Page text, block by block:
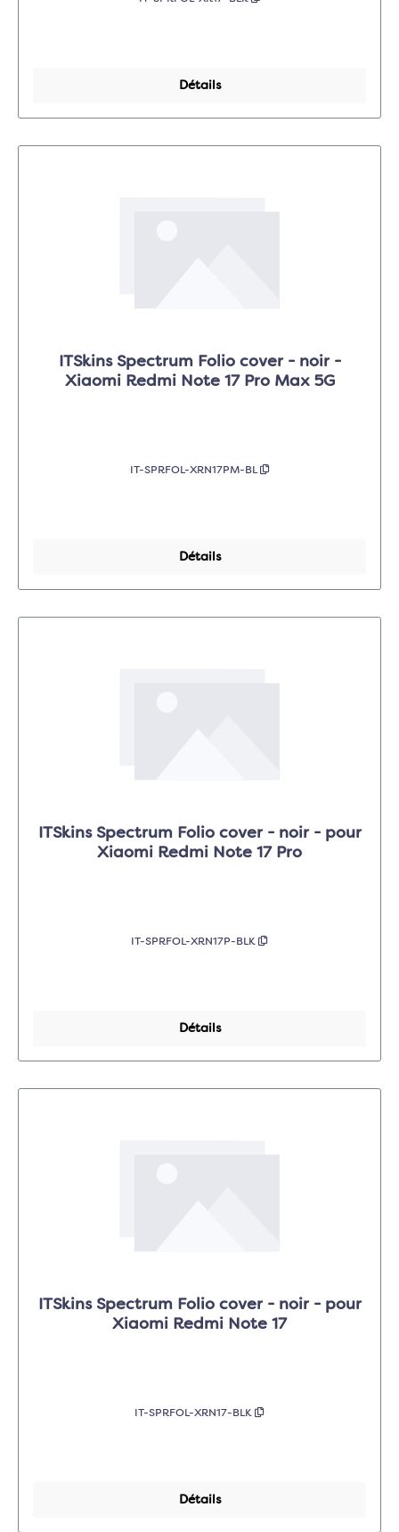
Détails
ITSkins Spectrum Folio cover - noir -
Xiaomi Redmi Note 17 Pro Max 5G
IT-SPRFOL-XRN17PM-BL
Détails
ITSkins Spectrum Folio cover - noir - pour
Xiaomi Redmi Note 17 Pro
IT-SPRFOL-XRN17P-BLK
Détails
ITSkins Spectrum Folio cover - noir - pour
Xiaomi Redmi Note 17
IT-SPRFOL-XRN17-BLK
Détails